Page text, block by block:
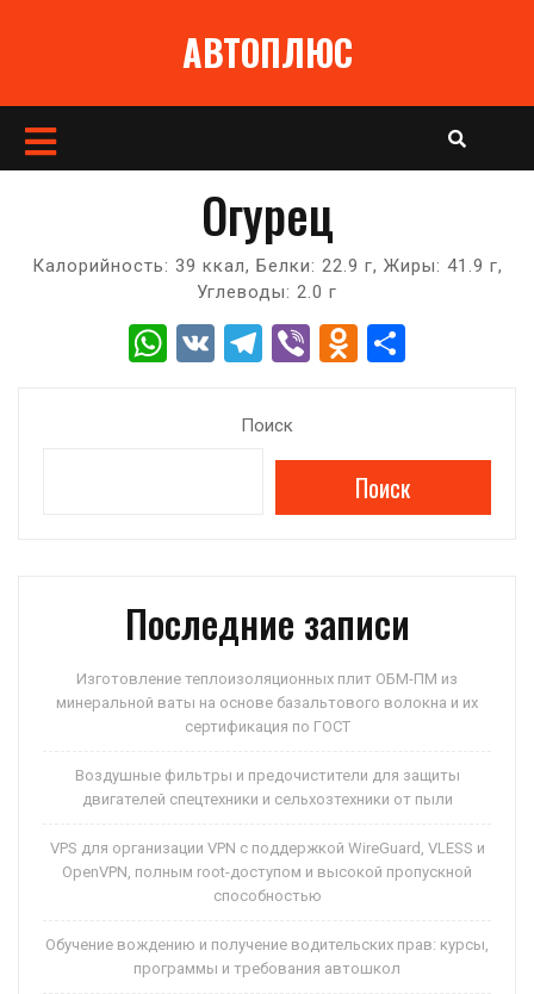
АВТОПЛЮС
Кнопка
Огурец
Калорийность: 39 ккал, Белки: 22.9 г, Жиры: 41.9 г,
Углеводы: 2.0 г
W V T
e
gr
Vi O
o
kl
ni
ki
р
ть
Поиск
Поиск
Последние записи
Изготовление теплоизоляционных плит ОБМ-ПМ из
минеральной ваты на основе базальтового волокна и их
сертификация по ГОСТ
Воздушные фильтры и предочистители для защиты
двигателей спецтехники и сельхозтехники от пыли
VPS для организации VPN с поддержкой WireGuard, VLESS и
OpenVPN, полным root-доступом и высокой пропускной
способностью
Обучение вождению и получение водительских прав: курсы,
программы и требования автошкол